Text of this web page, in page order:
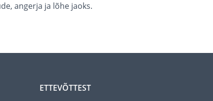
angerja ja lõhe jaoks.
ETTEVÕTTEST